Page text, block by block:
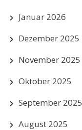
Januar 2026
Dezember 2025
November 2025
Oktober 2025
September 2025
August 2025